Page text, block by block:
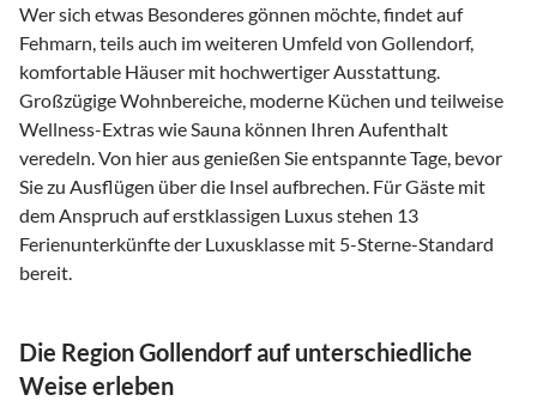
Wer sich etwas Besonderes gönnen möchte, findet auf
Fehmarn, teils auch im weiteren Umfeld von Gollendorf,
komfortable Häuser mit hochwertiger Ausstattung.
Großzügige Wohnbereiche, moderne Küchen und teilweise
Wellness-Extras wie Sauna können Ihren Aufenthalt
veredeln. Von hier aus genießen Sie entspannte Tage, bevor
Sie zu Ausflügen über die Insel aufbrechen. Für Gäste mit
dem Anspruch auf erstklassigen Luxus stehen 13
Ferienunterkünfte der Luxusklasse mit 5-Sterne-Standard
bereit.
Die Region Gollendorf auf unterschiedliche
Weise erleben